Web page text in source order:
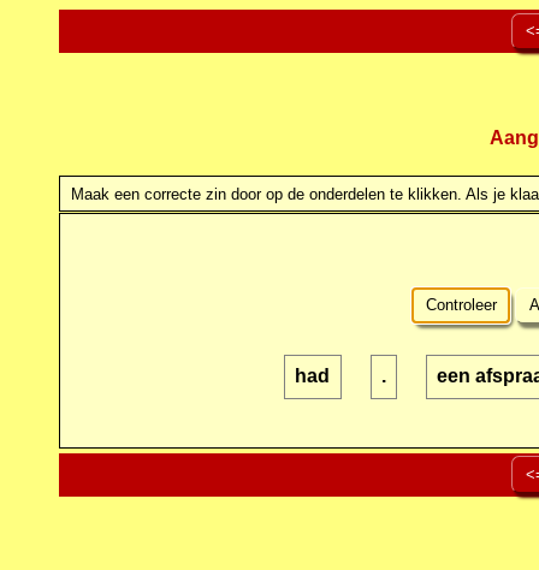
Maak een correcte zin door op de onderdelen te klikken. Als je
Controleer
had . een